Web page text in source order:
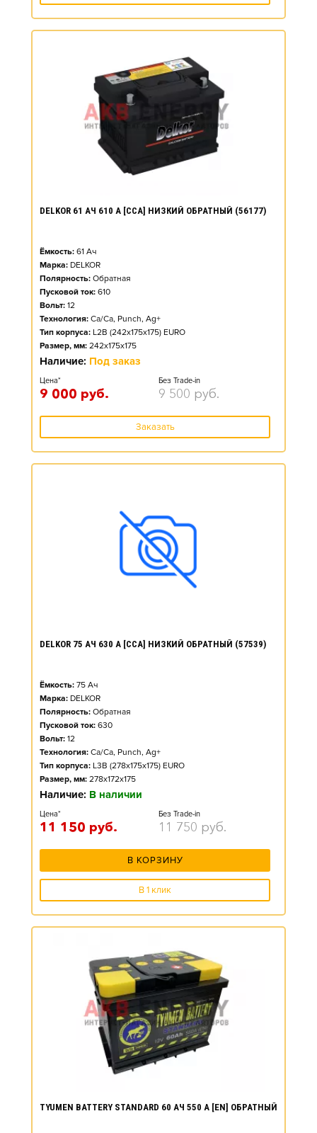
DELKOR 61 АЧ 610 А [CCA] НИЗКИЙ ОБРАТНЫЙ (56177)
Ёмкость: 61 Ач
Марка: DELKOR
Полярность: Обратная
Пусковой ток: 610
Вольт: 12
Технология: Ca/Ca, Punch, Ag+
Тип корпуса: L2B (242x175x175) EURO
Размер, мм: 242x175x175
Наличие: Под заказ
Цена*
9 000 руб.
Без Trade-in
9 500 руб.
Заказать
DELKOR 75 АЧ 630 А [CCA] НИЗКИЙ ОБРАТНЫЙ (57539)
Ёмкость: 75 Ач
Марка: DELKOR
Полярность: Обратная
Пусковой ток: 630
Вольт: 12
Технология: Ca/Ca, Punch, Ag+
Тип корпуса: L3B (278x175x175) EURO
Размер, мм: 278x172x175
Наличие: В наличии
Цена*
11 150 руб.
Без Trade-in
11 750 руб.
В КОРЗИНУ
В 1 клик
TYUMEN BATTERY STANDARD 60 АЧ 550 А [EN] ОБРАТНЫЙ